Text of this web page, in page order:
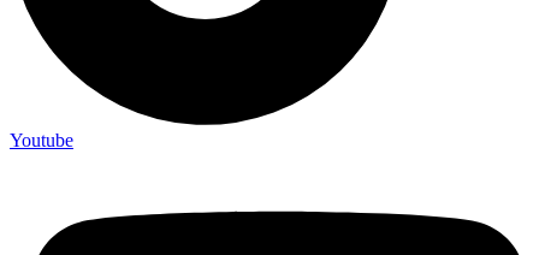
Youtube